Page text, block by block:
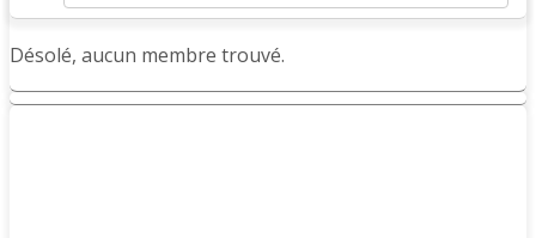
Désolé, aucun membre trouvé.